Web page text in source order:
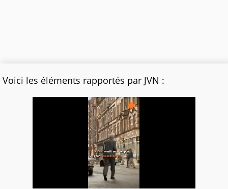
Voici les éléments rapportés par JVN :